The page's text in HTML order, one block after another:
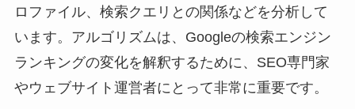
ロファイル、検索クエリとの関係などを分析して
います。アルゴリズムは、Googleの検索エンジン
ランキングの変化を解釈するために、SEO専門家
やウェブサイト運営者にとって非常に重要です。